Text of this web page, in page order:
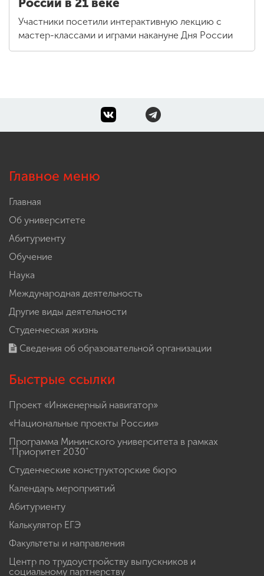
России в 21 веке
Участники посетили интерактивную лекцию с
мастер-классами и играми накануне Дня России
Главное меню
Главная
Об университете
Абитуриенту
Обучение
Наука
Международная деятельность
Другие виды деятельности
Студенческая жизнь
Сведения об образовательной организации
Быстрые ссылки
Проект «Инженерный навигатор»
«Национальные проекты России»
Программа Мининского университета в рамках
"Приоритет 2030"
Студенческие конструкторские бюро
Календарь мероприятий
Абитуриенту
Калькулятор ЕГЭ
Факультеты и направления
Центр по трудоустройству выпускников и
социальному партнерству